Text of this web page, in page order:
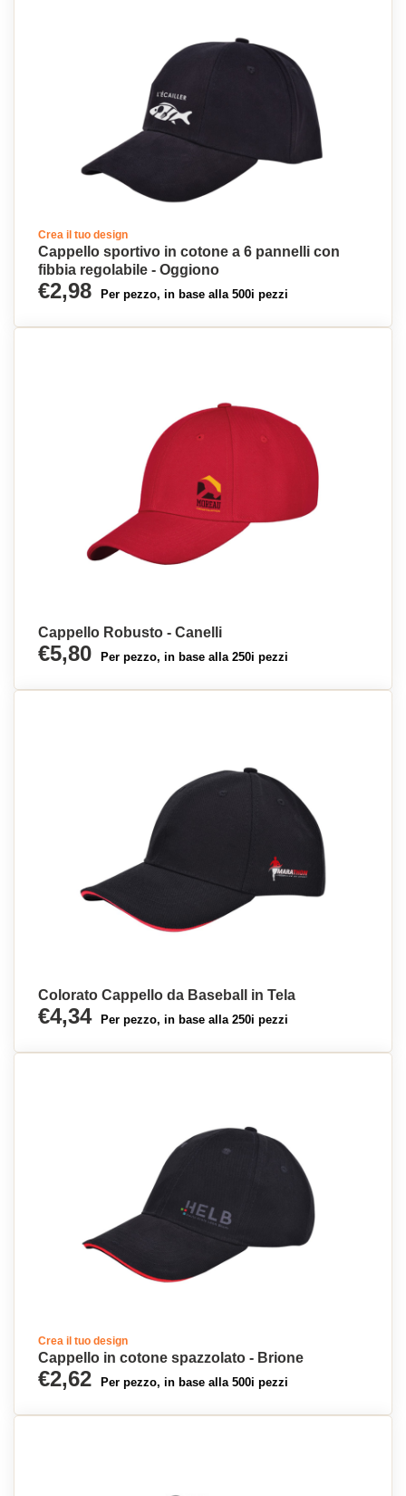
Crea il tuo design
Cappello sportivo in cotone a 6 pannelli con
fibbia regolabile - Oggiono
€2,98 Per pezzo, in base alla 500i pezzi
Cappello Robusto - Canelli
€5,80 Per pezzo, in base alla 250i pezzi
Colorato Cappello da Baseball in Tela
€4,34 Per pezzo, in base alla 250i pezzi
Crea il tuo design
Cappello in cotone spazzolato - Brione
€2,62 Per pezzo, in base alla 500i pezzi